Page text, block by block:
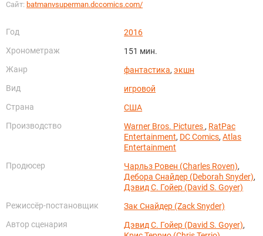
Сайт: batmanvsuperman.dccomics.com/
Год
2016
Хронометраж
151 мин.
Жанр
фантастика,экшн
Вид
игровой
Страна
США
Производство
Warner Bros. Pictures , RatPac
Entertainment, DC Comics,Atlas
Entertainment
Продюсер
Чарльз Ровен (Charles Roven),
Дебора Снайдер (Deborah Snyder),
Дэвид С. Гойер (David S. Goyer)
Режиссёр-постановщик
Зак Снайдер (Zack Snyder)
Автор сценария
Дэвид С. Гойер (David S. Goyer),